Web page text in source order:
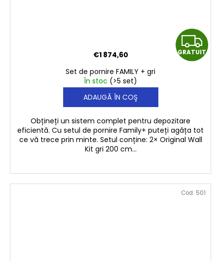
G
R
U
GRATUIT
Set de pornire FAMILY + gri
În stoc (>5 set)
€1 874,60
ADAUGĂ ÎN COŞ
Obțineți un sistem complet pentru depozitare
eficientă. Cu setul de pornire Family+ puteți agăța tot
ce vă trece prin minte. Setul conține: 2× Original Wall
Kit gri 200 cm...
Cod: 501